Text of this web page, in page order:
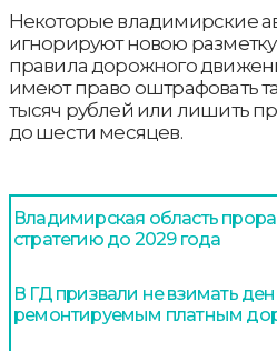
Некоторые владимирские
игнорируют новою
правила дорожного
имеют право оштрафовать
тысяч рублей или лишить
до шести месяцев.
Владимирская область
стратегию до 2029 года
В ГД призвали не взимать
ремонтируемым платным